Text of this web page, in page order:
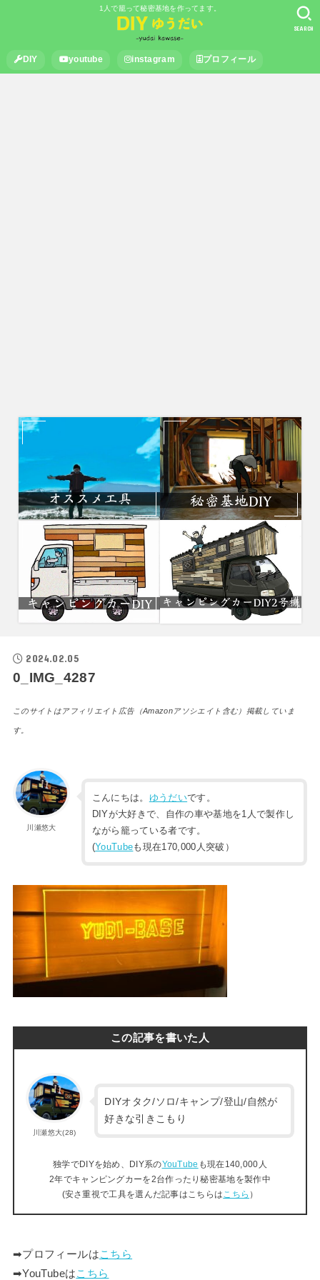
1人で籠って秘密基地を作ってます。
DIY youtube instagram プロフィール
SEARCH
2024.02.05
0_IMG_4287
このサイトはアフィリエイト広告（Amazonアソシエイト含む）掲載していま
す。
川瀬悠大
こんにちは。 ゆうだいです。
DIYが大好きで、自作の車や基地を1人で製作し
ながら籠っている者です。
(YouTubeも現在170,000人突破）
この記事を書いた人
川瀬悠大(28)
DIYオタク/ソロ/キャンプ/登山/自然が
好きな引きこもり
独学でDIYを始め、DIY系のYouTube も現在140,000人
2年でキャンピングカーを2台作ったり秘密基地を製作中
(安さ重視で工具を選んだ記事はこちらは こちら ）
➡︎プロフィールはこちら
➡︎YouTubeはこちら